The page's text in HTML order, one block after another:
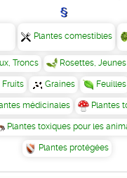
Plantes comestibles
Troncs Rosettes,
Fruits Graines Feuilles
médicinales Plantes
Plantes toxiques pour les
Plantes protégées